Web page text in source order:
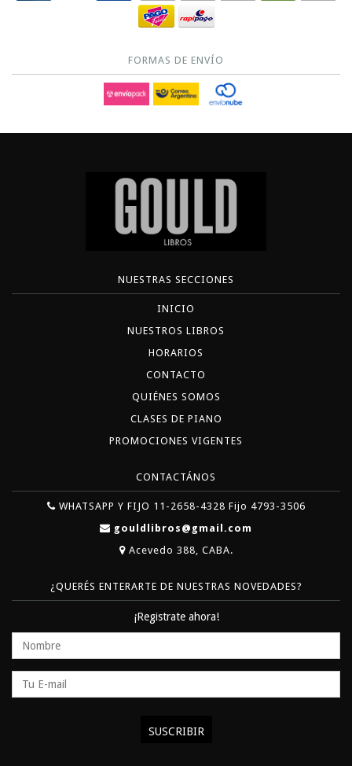
FORMAS DE ENVÍO
NUESTRAS SECCIONES
INICIO
NUESTROS LIBROS
HORARIOS
CONTACTO
QUIÉNES SOMOS
CLASES DE PIANO
PROMOCIONES VIGENTES
CONTACTÁNOS
WHATSAPP Y FIJO 11-2658-4328 Fijo 4793-3506
gouldlibros@gmail.com
Acevedo 388, CABA.
¿QUERÉS ENTERARTE DE NUESTRAS NOVEDADES?
¡Registrate ahora!